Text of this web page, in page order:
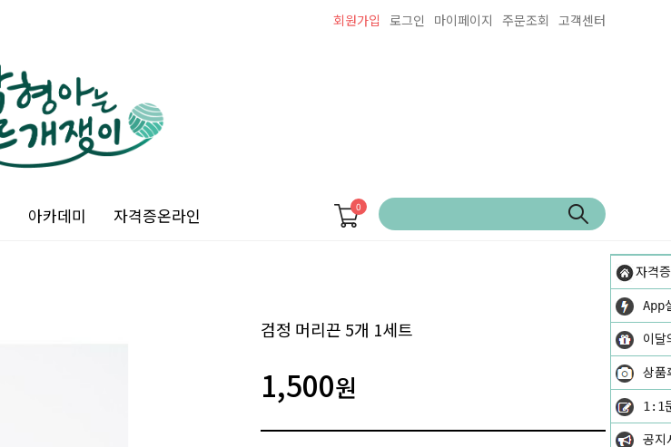
자격
App
이달
상품
1:1
공지
회원가입 로그인 마이페이지 주문조회 고객센터
아카데미 자격증온라인 0
검정 머리끈 5개 1세트
1,500원